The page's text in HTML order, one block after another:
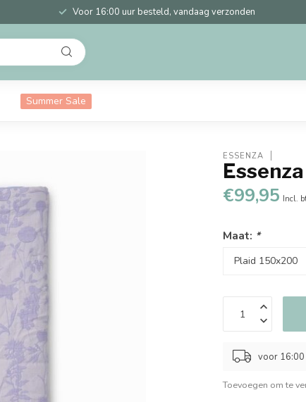
Voor 16:00 uur besteld, vandaag verzonden
Summer Sale
ESSENZA
€99,95 Incl.
Maat: *
voor 16:00
Toevoegen om te